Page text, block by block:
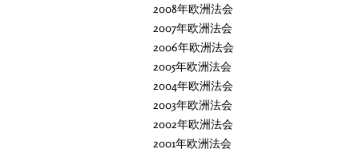
2008年欧洲法会
2007年欧洲法会
2006年欧洲法会
2005年欧洲法会
2004年欧洲法会
2003年欧洲法会
2002年欧洲法会
2001年欧洲法会